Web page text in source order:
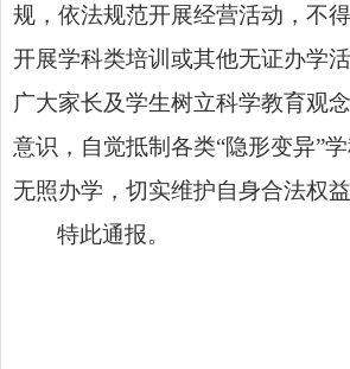
规，依法规范开展经营活动，不
开展学科类培训或其他无证办学
广大家长及学生树立科学教育观
意识，自觉抵制各类“隐形变异”
无照办学，切实维护自身合法权益
特此通报。